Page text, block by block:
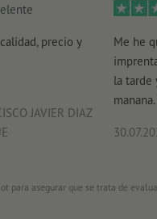
precio y
JAVIER DIAZ
Me he
la tarde
para asegurar que se trata de